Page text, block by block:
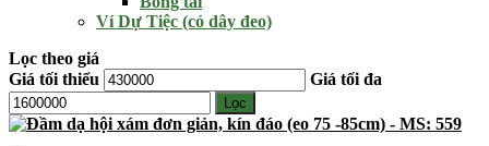
Ví Dự Tiệc (có dây đeo)
Lọc theo giá
Giá tối thiểu
Giá tối đa
Lọc